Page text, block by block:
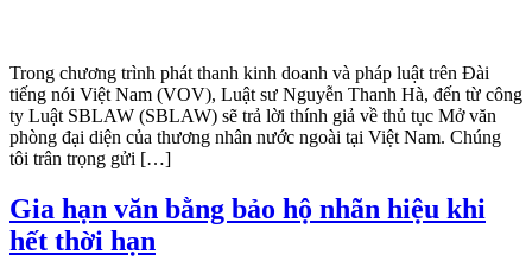
Trong chương trình phát thanh kinh doanh và pháp luật trên Đài
tiếng nói Việt Nam (VOV), Luật sư Nguyễn Thanh Hà, đến từ công
ty Luật SBLAW (SBLAW) sẽ trả lời thính giả về thủ tục Mở văn
phòng đại diện của thương nhân nước ngoài tại Việt Nam. Chúng
tôi trân trọng gửi […]
Gia hạn văn bằng bảo hộ nhãn hiệu khi
hết thời hạn